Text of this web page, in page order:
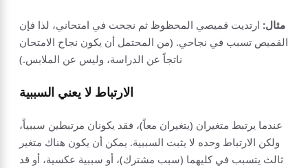
مثال: ارتديت قميصي المحظوظ ثم نجحت في امتحاني، لذا فإن
القميص تسبب في نجاحي. (من المحتمل أن يكون نجاح الامتحان
ناتجاً عن الدراسة، وليس عن الملابس.)
الارتباط لا يعني السببية
عندما يرتبط متغيران (يتغيران معاً)، فقد يكونان مرتبطين سببياً،
ولكن الارتباط وحده لا يثبت السببية. يمكن أن يكون هناك متغير
ثالث يتسبب في كليهما (سبب مشترك)، أو سببية عكسية، أو قد